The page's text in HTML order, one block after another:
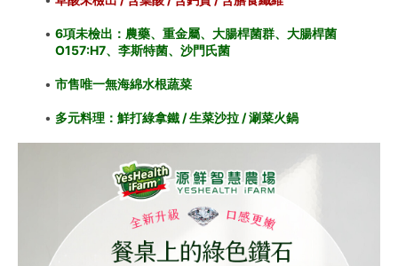
6項未檢出：農藥、重金屬、大腸桿菌群、大腸桿菌
O157:H7、李斯特菌、沙門氏菌
市售唯一無海綿水根蔬菜
多元料理：鮮打綠拿鐵 / 生菜沙拉 / 涮菜火鍋